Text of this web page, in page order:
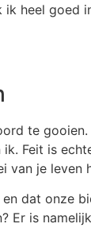
heel goed
te
Feit is
van je leven
dat onze
Er is